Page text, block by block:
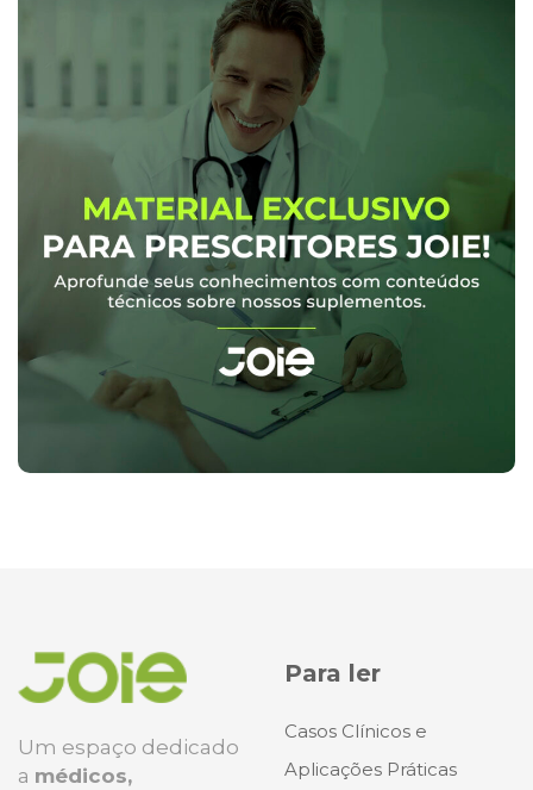
Um espaço dedicado
a médicos,
Para ler
Casos Clínicos e
Aplicações Práticas